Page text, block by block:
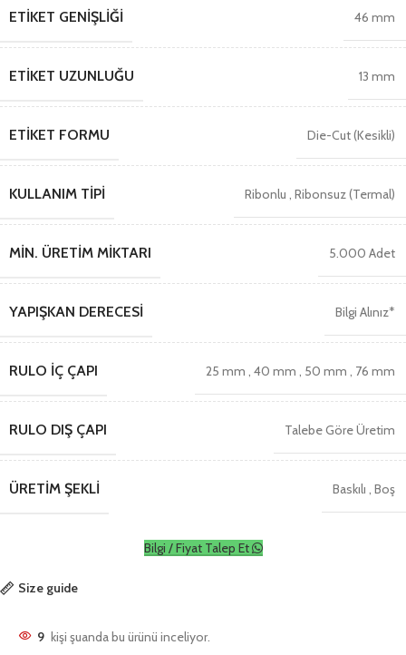
ETIKET GENIŞLIĞI 46 mm
ETIKET UZUNLUĞU 13 mm
ETIKET FORMU Die-Cut (Kesikli)
KULLANIM TIPI Ribonlu Ribonsuz (Termal)
MIN. ÜRETIM MIKTARI 5.000 Adet
YAPIŞKAN DERECESI Bilgi Alınız*
RULO İÇ ÇAPI 25 mm 40 mm 50 mm 76 mm
RULO DIŞ ÇAPI Talebe Göre Üretim
ÜRETIM ŞEKLI Baskılı Boş
Bilgi / Fiyat Talep Et
Size guide
9 kişi şuanda bu ürünü inceliyor.